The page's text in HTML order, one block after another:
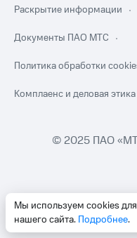
Мы используем cookies
нашего сайта. Подробнее.
Раскрытие информации
Документы ПАО МТС
Политика обработки
Комплаенс и деловая этика
© 2025 ПАО